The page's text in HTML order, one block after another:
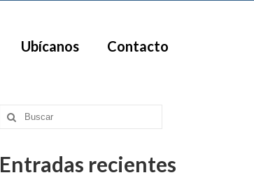
Ubícanos Contacto
Buscar
por:
Entradas recientes